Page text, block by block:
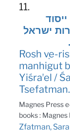
11.
ישראל
Rosh ṿe-
manhigut
Yiśraʼel /
Tsefatman.
Magnes Press
books : Magnes
Zfatman, Sara